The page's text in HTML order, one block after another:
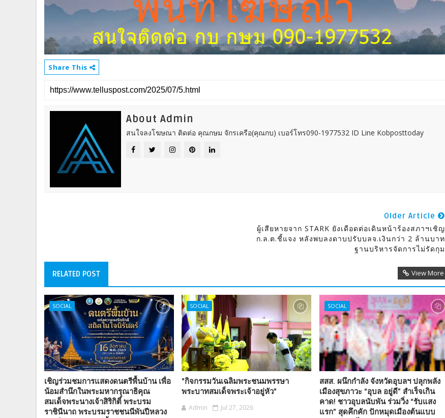
Share This
About Admin
สนใจลงโฆษณา ติดต่อ คุณกษม จักรเครือ(คุณกบ) เบอร์โทร090-1977532 ID Line Kobposttoday
Older Article
ผู้เสียหายจาก STARK ยังเดือดต่อเดินหน้าร้องสภาฯเชิญ
ก.ล.ต.ชี้แจง หลังพบลงดาบปรับบลจ.เงินกว่า 2 ล้านบาท
ฐานบริหารจัดการไม่รัดกุม
RELATED POST View More
SOCIAL
เชิญร่วมชมการแสดงดนตรีพื้นบ้าน เพื่อ
น้อมสำนึกในพระมหากรุณาธิคุณ
สมเด็จพระนางเจ้าสิริกิติ์ พระบรม
ราชินีนาถ พระบรมราชชนนีพันปีหลวง
SOCIAL
"กิจกรรมวันเฉลิมพระชนมพรรษา
พระบาทสมเด็จพระเจ้าอยู่หัว"
Admin Jul 27, 2026
SOCIAL
สสส. ผนึกกำลัง จังหวัดอุบลฯ ปลุกพลัง
เมืองสุขภาวะ “อุบล อยู่ดี” สำเร็จเกิน
คาด! ชาวอุบลนับพัน ร่วมวิ่ง “รับแสง
แรก” สุดคึกคัก ปักหมุดเมืองต้นแบบ